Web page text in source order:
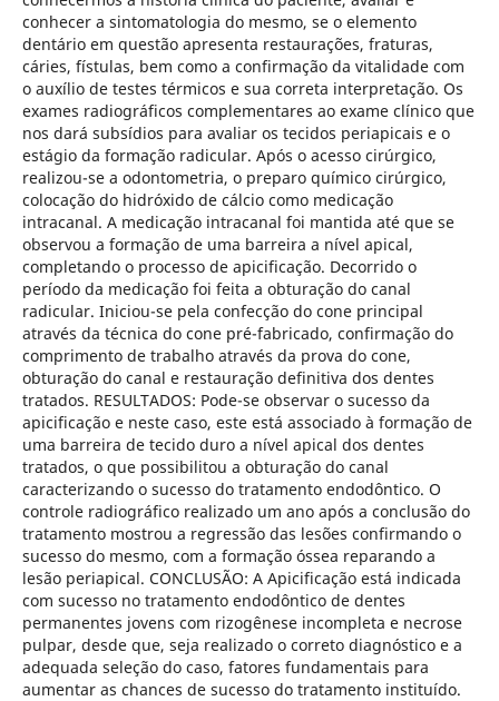
conhecer a sintomatologia do mesmo, se o elemento
dentário em questão apresenta restaurações, fraturas,
cáries, fístulas, bem como a confirmação da vitalidade com
o auxílio de testes térmicos e sua correta interpretação. Os
exames radiográficos complementares ao exame clínico que
nos dará subsídios para avaliar os tecidos periapicais e o
estágio da formação radicular. Após o acesso cirúrgico,
realizou-se a odontometria, o preparo químico cirúrgico,
colocação do hidróxido de cálcio como medicação
intracanal. A medicação intracanal foi mantida até que se
observou a formação de uma barreira a nível apical,
completando o processo de apicificação. Decorrido o
período da medicação foi feita a obturação do canal
radicular. Iniciou-se pela confecção do cone principal
através da técnica do cone pré-fabricado, confirmação do
comprimento de trabalho através da prova do cone,
obturação do canal e restauração definitiva dos dentes
tratados. RESULTADOS: Pode-se observar o sucesso da
apicificação e neste caso, este está associado à formação de
uma barreira de tecido duro a nível apical dos dentes
tratados, o que possibilitou a obturação do canal
caracterizando o sucesso do tratamento endodôntico. O
controle radiográfico realizado um ano após a conclusão do
tratamento mostrou a regressão das lesões confirmando o
sucesso do mesmo, com a formação óssea reparando a
lesão periapical. CONCLUSÃO: A Apicificação está indicada
com sucesso no tratamento endodôntico de dentes
permanentes jovens com rizogênese incompleta e necrose
pulpar, desde que, seja realizado o correto diagnóstico e a
adequada seleção do caso, fatores fundamentais para
aumentar as chances de sucesso do tratamento instituído.